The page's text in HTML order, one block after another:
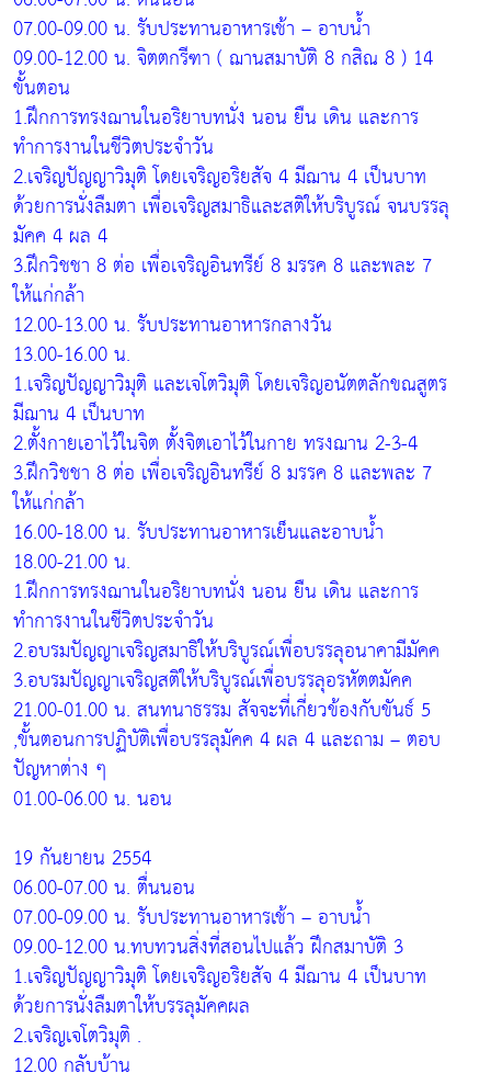
07.00-09.00 น. รับประทานอาหารเช้า – อาบน้ำ
09.00-12.00 น. จิตตกรีฑา ( ฌานสมาบัติ 8 กสิณ 8 ) 14
ขั้นตอน
1.ฝึกการทรงฌานในอริยาบทนั่ง นอน ยืน เดิน และการ
ทำการงานในชีวิตประจำวัน
2.เจริญปัญญาวิมุติ โดยเจริญอริยสัจ 4 มีฌาน 4 เป็นบาท
ด้วยการนั่งลืมตา เพื่อเจริญสมาธิและสติให้บริบูรณ์ จนบรรลุ
มัคค 4 ผล 4
3.ฝึกวิชชา 8 ต่อ เพื่อเจริญอินทรีย์ 8 มรรค 8 และพละ 7
ให้แก่กล้า
12.00-13.00 น. รับประทานอาหารกลางวัน
13.00-16.00 น.
1.เจริญปัญญาวิมุติ และเจโตวิมุติ โดยเจริญอนัตตลักขณสูตร
มีฌาน 4 เป็นบาท
2.ตั้งกายเอาไว้ในจิต ตั้งจิตเอาไว้ในกาย ทรงฌาน 2-3-4
3.ฝึกวิชชา 8 ต่อ เพื่อเจริญอินทรีย์ 8 มรรค 8 และพละ 7
ให้แก่กล้า
16.00-18.00 น. รับประทานอาหารเย็นและอาบน้ำ
18.00-21.00 น.
1.ฝึกการทรงฌานในอริยาบทนั่ง นอน ยืน เดิน และการ
ทำการงานในชีวิตประจำวัน
2.อบรมปัญญาเจริญสมาธิให้บริบูรณ์เพื่อบรรลุอนาคามีมัคค
3.อบรมปัญญาเจริญสติให้บริบูรณ์เพื่อบรรลุอรหัตตมัคค
21.00-01.00 น. สนทนาธรรม สัจจะที่เกี่ยวข้องกับขันธ์ 5
,ขั้นตอนการปฏิบัติเพื่อบรรลุมัคค 4 ผล 4 และถาม – ตอบ
ปัญหาต่าง ๆ
01.00-06.00 น. นอน
19 กันยายน 2554
06.00-07.00 น. ตื่นนอน
07.00-09.00 น. รับประทานอาหารเช้า – อาบน้ำ
09.00-12.00 น.ทบทวนสิ่งที่สอนไปแล้ว ฝึกสมาบัติ 3
1.เจริญปัญญาวิมุติ โดยเจริญอริยสัจ 4 มีฌาน 4 เป็นบาท
ด้วยการนั่งลืมตาให้บรรลุมัคคผล
2.เจริญเจโตวิมุติ .
12.00 กลับบ้าน